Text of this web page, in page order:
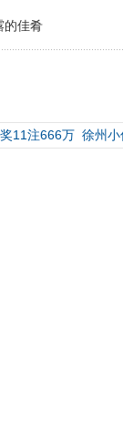
的佳肴
11注666万 徐州